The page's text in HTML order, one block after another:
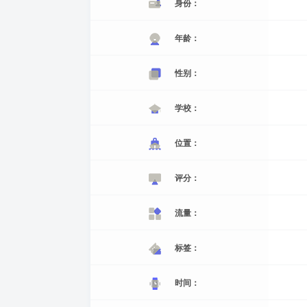
身份：
年龄：
性别：
学校：
位置：
评分：
流量：
标签：
时间：